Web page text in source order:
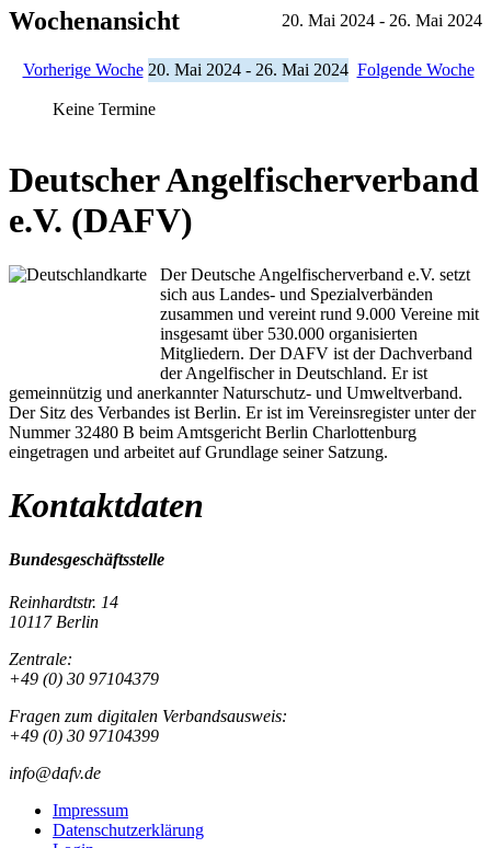
Wochenansicht 20. Mai 2024 - 26. Mai 2024
Vorherige Woche 20. Mai 2024 - 26. Mai 2024 Folgende Woche
Keine Termine
Deutscher Angelfischerverband
e.V. (DAFV)
Der Deutsche Angelfischerverband e.V. setzt
sich aus Landes- und Spezialverbänden
zusammen und vereint rund 9.000 Vereine mit
insgesamt über 530.000 organisierten
Mitgliedern. Der DAFV ist der Dachverband
der Angelfischer in Deutschland. Er ist
gemeinnützig und anerkannter Naturschutz- und Umweltverband.
Der Sitz des Verbandes ist Berlin. Er ist im Vereinsregister unter der
Nummer 32480 B beim Amtsgericht Berlin Charlottenburg
eingetragen und arbeitet auf Grundlage seiner Satzung.
Kontaktdaten
Bundesgeschäftsstelle
Reinhardtstr. 14
10117 Berlin
Zentrale:
+49 (0) 30 97104379
Fragen zum digitalen Verbandsausweis:
+49 (0) 30 97104399
info@dafv.de
Impressum
Datenschutzerklärung